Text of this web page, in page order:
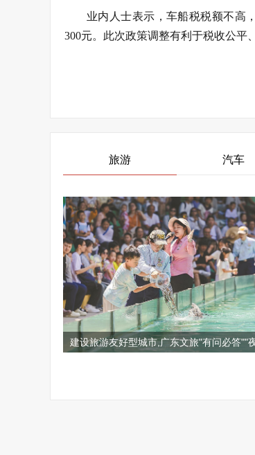
业内人士表示，车船税税额不高
300元。此次政策调整有利于税收公平